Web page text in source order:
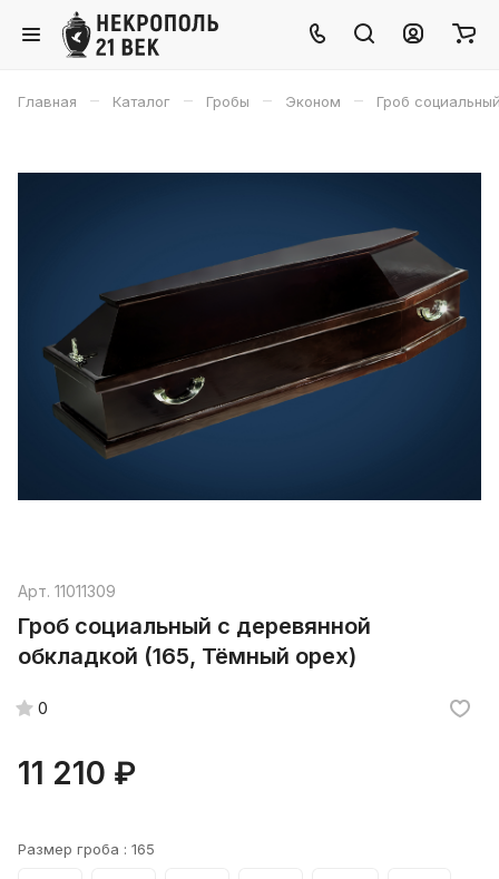
Главная – Каталог – Гробы – Эконом – Гроб
Арт. 11011309
Гроб социальный с деревянной
обкладкой (165, Тёмный орех)
0
11 210 ₽
Размер гроба : 165